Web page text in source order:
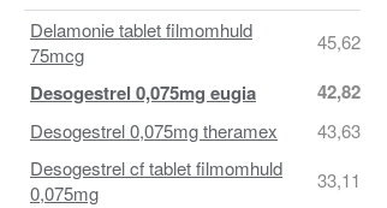
Delamonie tablet filmomhuld
75mcg
45,62
Desogestrel 0,075mg eugia 42,82
Desogestrel 0,075mg theramex
43,63
Desogestrel cf tablet filmomhuld
0,075mg
33,11